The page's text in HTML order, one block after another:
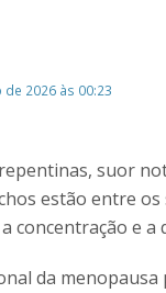
de 2026 às 00:23
suor
estão entre
concentração e a
da